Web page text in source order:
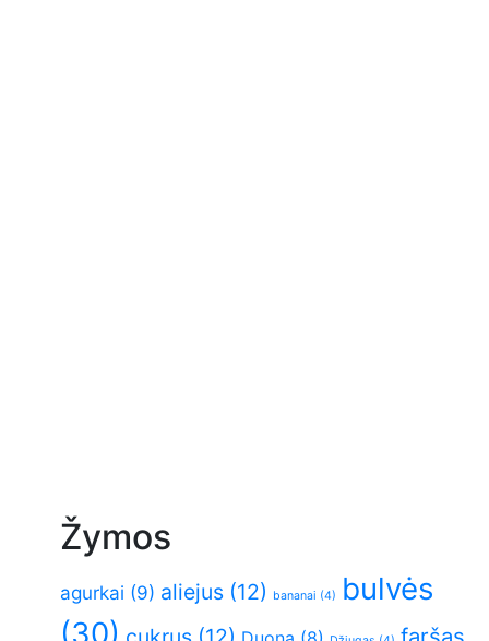
Žymos
agurkai (9) aliejus (12) bananai (4)
bulvės
(30)